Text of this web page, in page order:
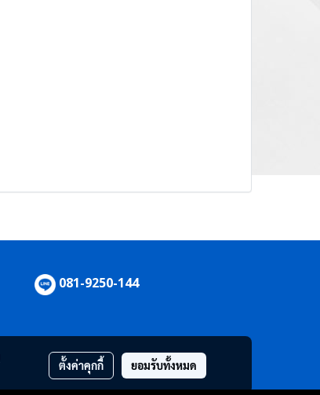
081-9250-144
ตั้งค่าคุกกี้ ยอมรับทั้งหมด